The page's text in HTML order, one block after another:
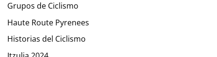
Grupos de Ciclismo
Haute Route Pyrenees
Historias del Ciclismo